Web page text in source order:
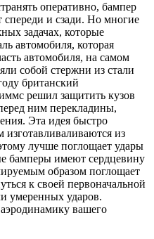
оперативно, бампер
спереди и сзади. Но многие
задачах, которые
автомобиля, которая
автомобиля, на самом
собой стержни из стали
британский
решил защитить кузов
ним перекладины,
Эта идея быстро
из
лучше поглощает удары
бамперы имеют сердцевину
образом поглощает
к своей первоначальной
умеренных ударов.
вашего